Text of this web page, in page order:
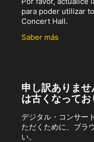
para poder utilizar
Concert Hall.
Saber más
申し訳ありま
は古くなってお
デジタル・コンサー
ただくために、ブラ
い。